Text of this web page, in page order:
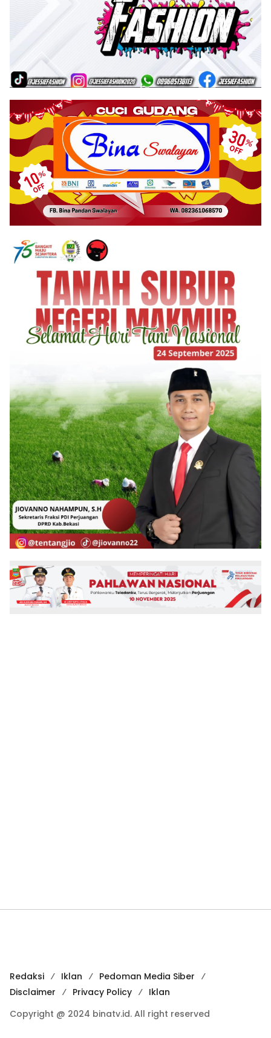
Redaksi Iklan
Pedoman Media Siber
Disclaimer
Privacy Policy
Iklan
Copyright @ 2024 binatv.id. All right reserved